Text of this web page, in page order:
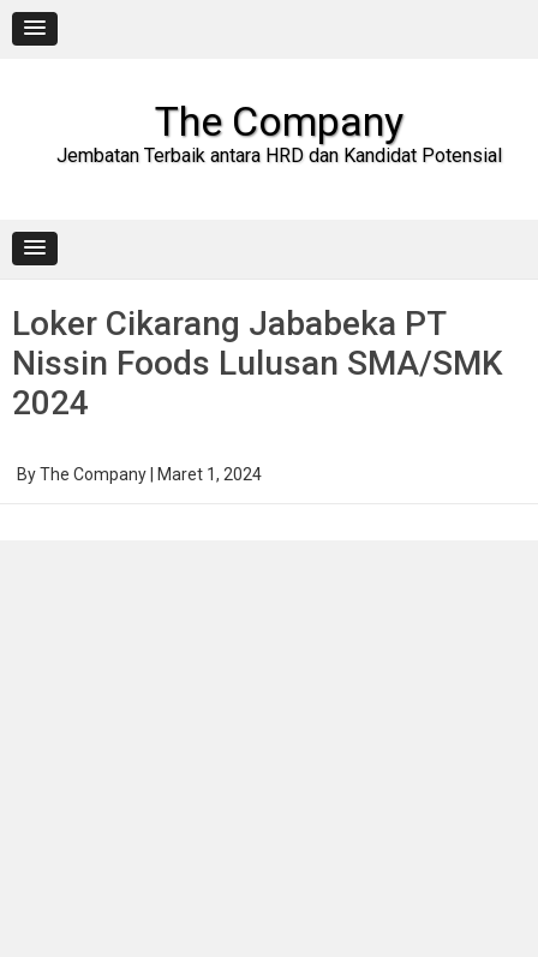
content
The Company
Jembatan Terbaik antara HRD dan Kandidat Potensial
Loker Cikarang Jababeka PT
Nissin Foods Lulusan SMA/SMK
2024
ByThe Company Maret 1, 2024